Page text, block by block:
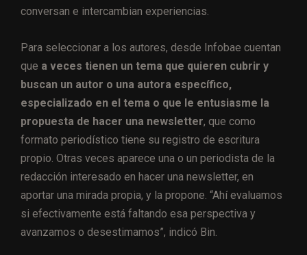
conversan e intercambian experiencias.
Para seleccionar a los autores, desde Infobae cuentan
que a veces tienen un tema que quieren cubrir y
buscan un autor o una autora específico,
especializado en el tema o que le entusiasme la
propuesta de hacer una newsletter, que como
formato periodístico tiene su registro de escritura
propio. Otras veces aparece una o un periodista de la
redacción interesado en hacer una newsletter, en
aportar una mirada propia, y la propone. “Ahí evaluamos
si efectivamente está faltando esa perspectiva y
avanzamos o desestimamos”, indicó Bin.